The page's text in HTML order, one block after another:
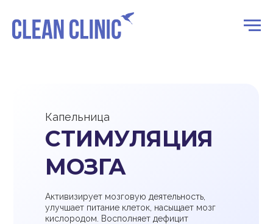
Капельница
Активизирует мозговую деятельность,
улучшает питание клеток, насыщает мозг
кислородом. Восполняет дефицит
СТИМУЛЯЦИЯ
МОЗГА